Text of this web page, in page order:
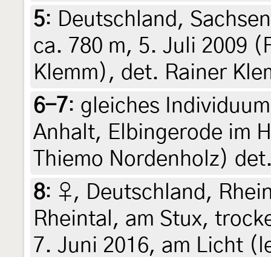
5: Deutschland,
ca. 780 m, 5. Juli 2009
Klemm), det. Rainer
6-7: gleiches
Anhalt, Elbingerode im
Thiemo Nordenholz)
8: ♀, Deutschland,
Rheintal, am Stux,
7. Juni 2016, am Licht